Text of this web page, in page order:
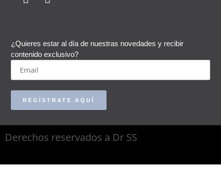
¿Quieres estar al día de nuestras novedades y recibir
contenido exclusivo?
REGÍSTRATE AQUÍ
Derechos reservados a Dr SS